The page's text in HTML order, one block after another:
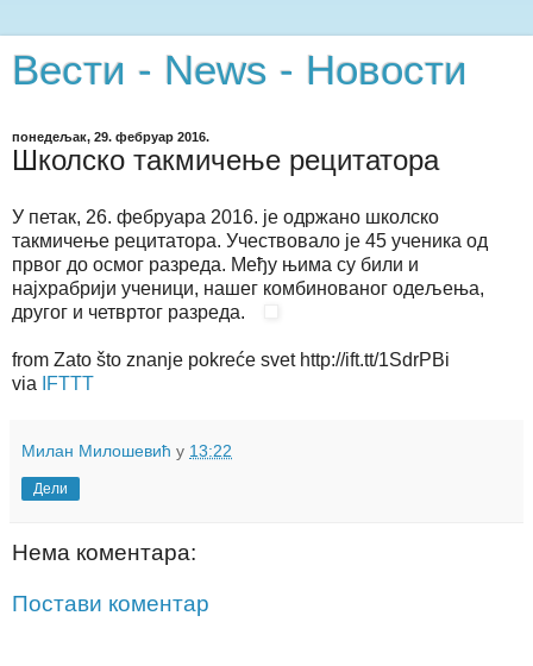
Вести - News - Новости
понедељак, 29. фебруар 2016.
Школско такмичење рецитатора
У петак, 26. фебруара 2016. је одржано школско
такмичење рецитатора. Учествовало је 45 ученика од
првог до осмог разреда. Међу њима су били и
најхрабрији ученици, нашег комбинованог одељења,
другог и четвртог разреда.
from Zato što znanje pokreće svet http://ift.tt/1SdrPBi
via
IFTTT
Милан Милошевић у 13:22
Дели
Нема коментара:
Постави коментар